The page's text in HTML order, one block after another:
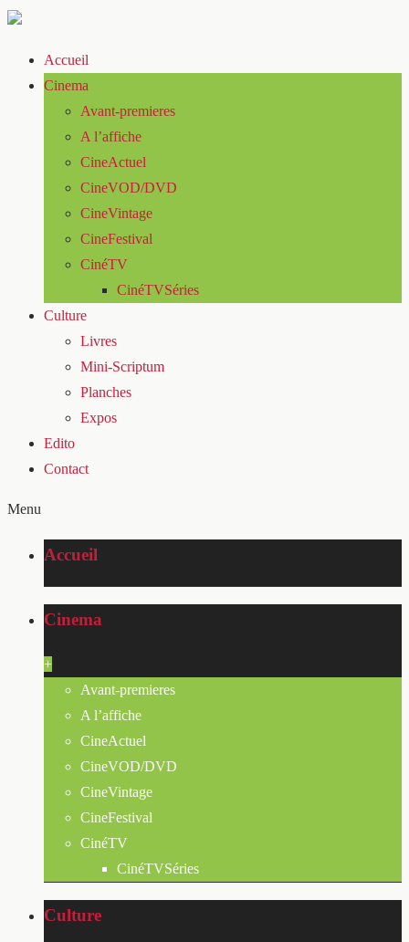
Accueil
Cinema
Avant-premieres
A l’affiche
CineActuel
CineVOD/DVD
CineVintage
CineFestival
CinéTV
CinéTVSéries
Culture
Livres
Mini-Scriptum
Planches
Expos
Edito
Contact
Menu
Accueil
Cinema
+
Avant-premieres
A l’affiche
CineActuel
CineVOD/DVD
CineVintage
CineFestival
CinéTV
CinéTVSéries
Culture